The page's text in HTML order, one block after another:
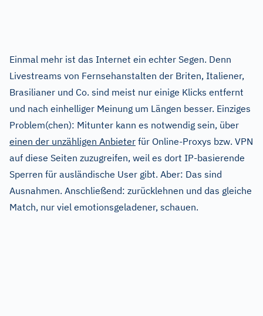
Einmal mehr ist das Internet ein echter Segen. Denn
Livestreams von Fernsehanstalten der Briten, Italiener,
Brasilianer und Co. sind meist nur einige Klicks entfernt
und nach einhelliger Meinung um Längen besser. Einziges
Problem(chen): Mitunter kann es notwendig sein, über
einen der unzähligen Anbieter für Online-Proxys bzw. VPN
auf diese Seiten zuzugreifen, weil es dort IP-basierende
Sperren für ausländische User gibt. Aber: Das sind
Ausnahmen. Anschließend: zurücklehnen und das gleiche
Match, nur viel emotionsgeladener, schauen.